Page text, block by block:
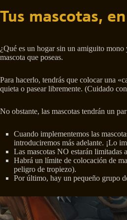
Tus mascotas,
¿Qué es un hogar sin un amiguito
mascota que poseas.
Para hacerlo, tendrás que colocar una
quieta o pasear libremente. (Cuidado
No obstante, las mascotas tendrán un
Cuando implementemos las
introduciremos más adelante. ¡Lo
Las mascotas NO estarán limitadas
Habrá un límite de colocación de
peligro de tropiezo).
Por último, hay un pequeño grupo